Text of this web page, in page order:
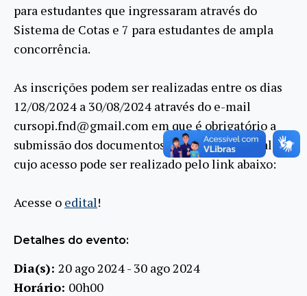
para estudantes que ingressaram através do
Sistema de Cotas e 7 para estudantes de ampla
concorrência.
As inscrições podem ser realizadas entre os dias
12/08/2024 a 30/08/2024 através do e-mail
cursopi.fnd@gmail.com em que é obrigatório a
submissão dos documentos descritos no edital,
cujo acesso pode ser realizado pelo link abaixo:
Acesse o edital!
Detalhes do evento:
Dia(s): 20 ago 2024 - 30 ago 2024
Horário: 00h00